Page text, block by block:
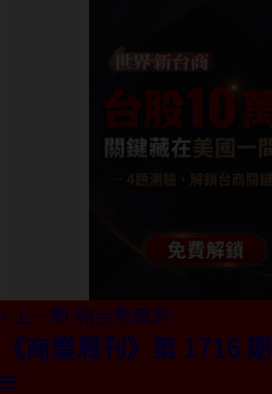
上一期 強台幣報到
《商業周刊》第 1716 期